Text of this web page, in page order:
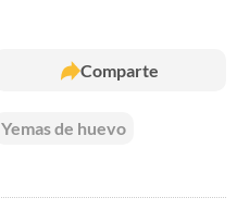
Comparte
Yemas de huevo